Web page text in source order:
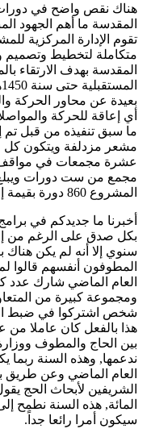
هناك نقص واضح في دورات
المقدسة ما أهم الجهود
تقوم الإدارة المركزية
متكاملة لتخطيط وتصميم
المقدسة بهدف الارتقاء
بعيدة عن محاور الحركة
عشرة مجمعات في مواقف
مجمع من ست دورات
المشروع 860 دورة بقيمة إجمالية 11 مليون ريال.
أخبرنا ما جديدكم في
بكل صدق على الرغم من
سنوي إلا أنه لم يكن
المطوفون أنفسهم قالوا
العام الماضي شارك عدد
شخص اشتركوا في ضبط
هذا بالفعل كان عاملا من
بين الحاج والمطوف
ندعمها, وهذه السنة ربما
العام الماضي وعن طريق
سيكون أمرا رائعا جداً.